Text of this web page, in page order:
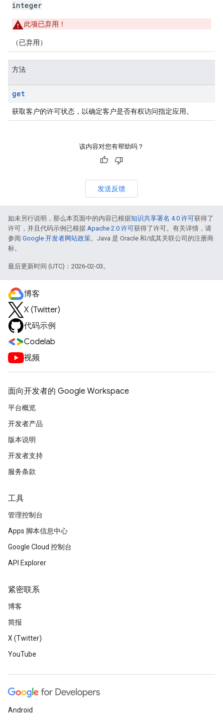
integer
此项已弃用！
（已弃用）
方法
get
获取客户的许可状态，以确定客户是否有权访问指定应用。
该内容对您有帮助吗？
发送反馈
如未另行说明，那么本页面中的内容已根据知识共享署名 4.0 许可获得了
许可，并且代码示例已根据 Apache 2.0 许可获得了许可。有关详情，请
参阅 Google 开发者网站政策。Java 是 Oracle 和/或其关联公司的注册商
标。
最后更新时间 (UTC)：2026-02-03。
博客
X (Twitter)
代码示例
Codelab
视频
面向开发者的 Google Workspace
平台概览
开发者产品
版本说明
开发者支持
服务条款
工具
管理控制台
Apps 脚本信息中心
Google Cloud 控制台
API Explorer
紧密联系
博客
简报
X (Twitter)
YouTube
Android